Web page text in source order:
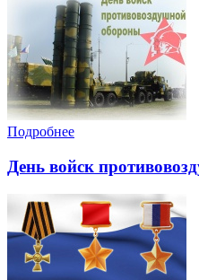
Подробнее
День войск